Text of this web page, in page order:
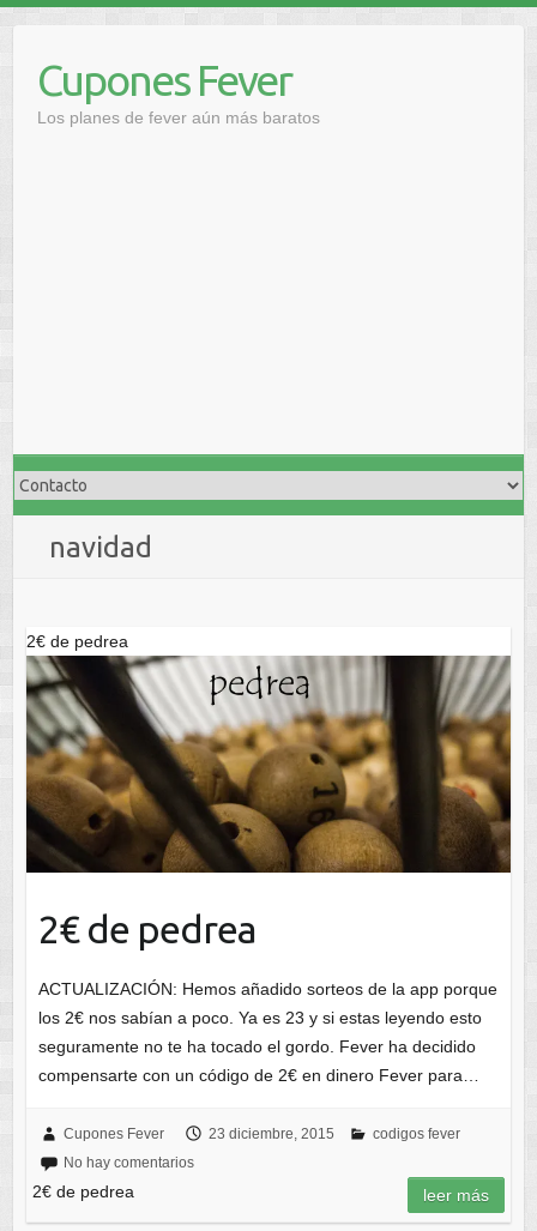
contenidoCupones Fever
Los planes de fever aún más baratos
navidad
2€ de pedrea
2€ de pedrea
ACTUALIZACIÓN: Hemos añadido sorteos de la app porque
los 2€ nos sabían a poco. Ya es 23 y si estas leyendo esto
seguramente no te ha tocado el gordo. Fever ha decidido
compensarte con un código de 2€ en dinero Fever para…
Cupones Fever 23 diciembre, 2015
codigos fever
No hay comentarios
2€ de pedrea leer más